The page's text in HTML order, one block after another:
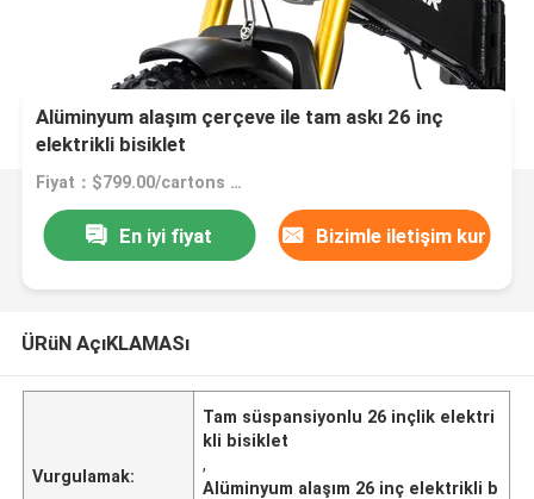
Alüminyum alaşım çerçeve ile tam askı 26 inç
elektrikli bisiklet
Fiyat：$799.00/cartons 1-5 cartons
En iyi fiyat Bizimle iletişim kur
ÜRüN AçıKLAMASı
Vurgulamak:
Tam süspansiyonlu 26 inçlik elektri
kli bisiklet
,
Alüminyum alaşım 26 inç elektrikli b